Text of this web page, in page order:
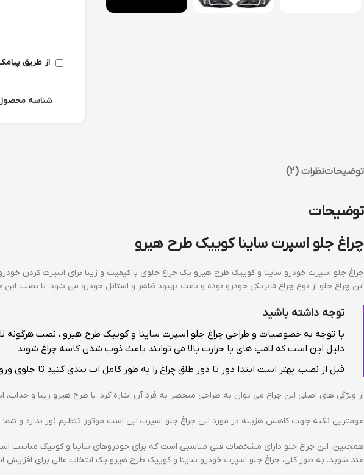
از طریق
شناسه
توضیحاتنظرات (2)
توضیحات
چراغ جلو اسپرت ساینا کوییک طرح هیرو
چراغ جلو اسپرت خودرو ساینا و کوییک طرح هیرو یک چراغ جلوی با کیفیت و زیبا برای اسپرت کردن
این چراغ جلو از نوع چراغ فابریکی خودرو بوده و باعث بهبود ظاهر و استایل خودرو می شود. با
توجه داشته باشید
با توجه به خصوصیات و طراحی چراغ جلو اسپرت ساینا و کوییک طرح هیرو ، نصب هرگونه
دلیل این است که لامپ های با حرارت بالا می توانند باعث ذوب شدن کاسه چراغ شوند.
قبل از نصب، بهتر است ابتدا دور تا دور طلق چراغ را به طور کامل اب بندی کنید تا
از ویژگی های اصلی این چراغ می توان به طراحی منحصر به فرد آن اشاره کرد. با طرح هیرو زیبا و
مهمترین نکته جهت کاهش هزینه در مورد این چراغ جلو اسپرت این است موتور تنظیم نور ندارد و شما
همچنین، این چراغ جلو دارای مشخصات فنی مناسبی است که برای خودروهای ساینا و کوییک مناسب
مند شوید. به طور کلی، چراغ جلو اسپرت خودرو ساینا و کوییک طرح هیرو یک انتخاب عالی برای